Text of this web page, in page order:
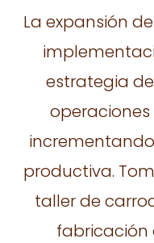
La expansión
estrategia
productiva.
taller de
fabricación